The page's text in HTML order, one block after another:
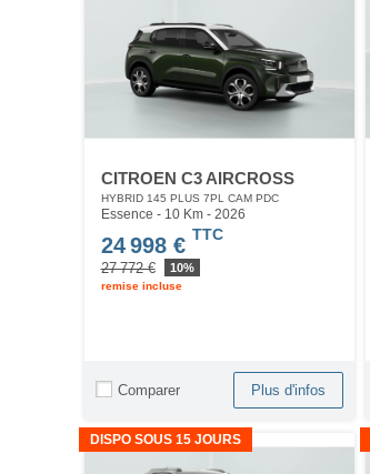
CITROEN C3 AIRCROSS
HYBRID 145 PLUS 7PL CAM PDC
Essence - 10 Km - 2026
24 998 € TTC
27 772 € 10%
remise incluse
Comparer Plus d'infos
DISPO SOUS 15 JOURS